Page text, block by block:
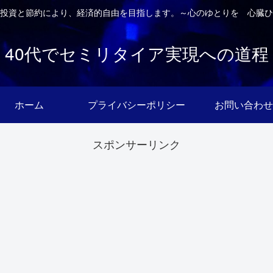
資と節約により、経済的自由を目指します。～心のゆとりを 心臓
40代でセミリタイア実現への道程
ホーム プライバシーポリシー お問い合わせ
スポンサーリンク